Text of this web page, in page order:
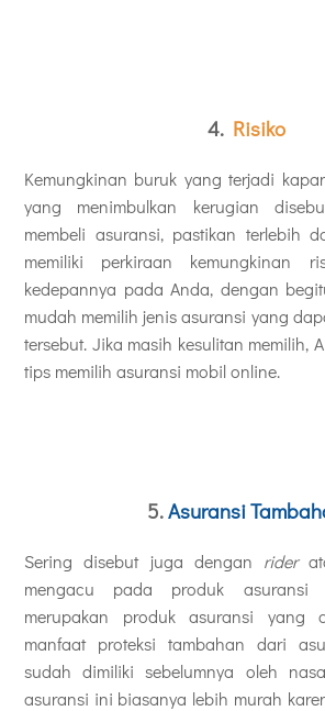
4. Risiko
Kemungkinan buruk yang terjadi
yang menimbulkan kerugian
membeli asuransi, pastikan terlebih
memiliki perkiraan kemungkinan
kedepannya pada Anda, dengan
mudah memilih jenis asuransi yang
tersebut. Jika masih kesulitan memilih,
tips memilih asuransi mobil online.
5.Asuransi
Sering disebut juga dengan rider
mengacu pada produk asuransi
merupakan produk asuransi yang
manfaat proteksi tambahan dari
sudah dimiliki sebelumnya oleh
asuransi ini biasanya lebih murah